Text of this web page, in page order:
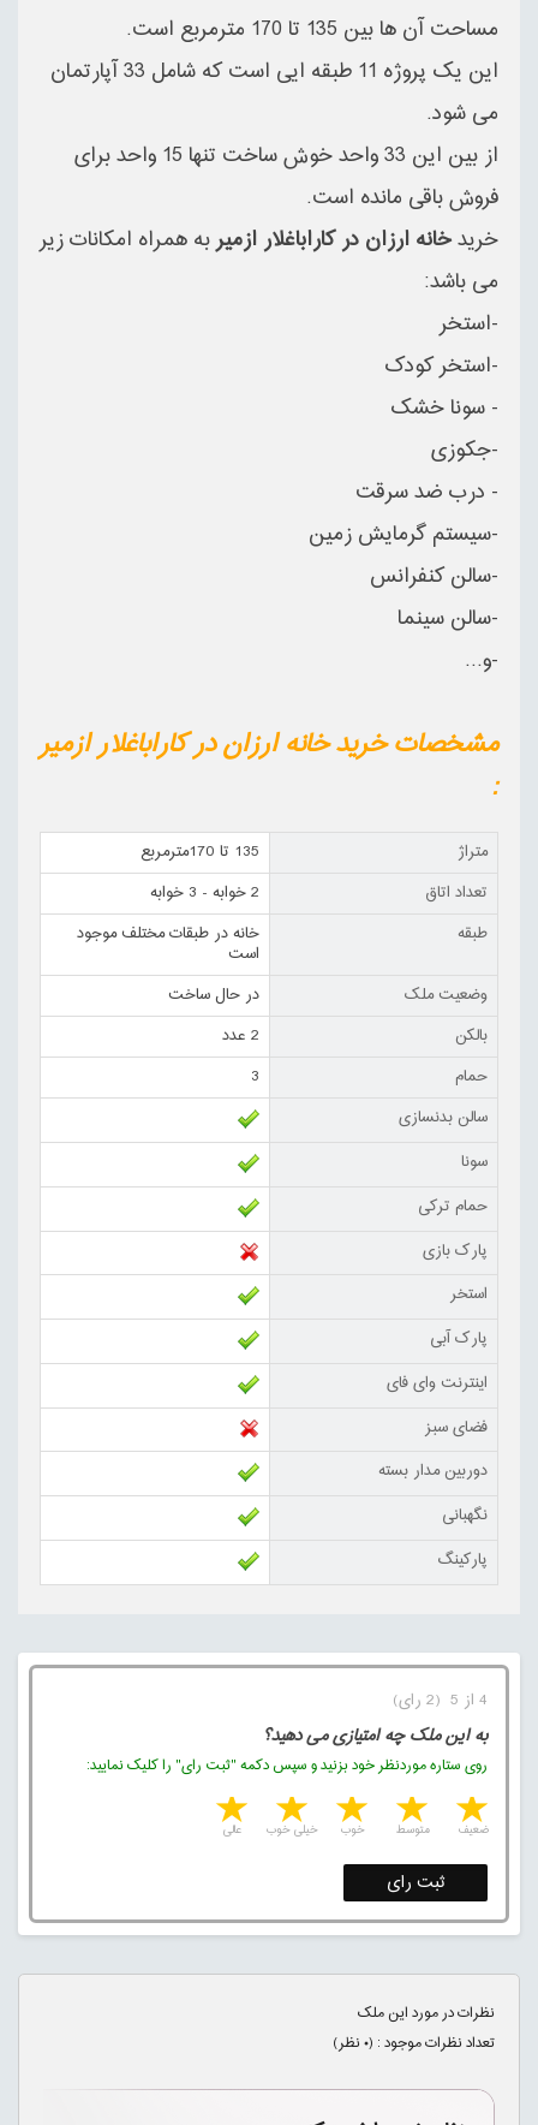
مساحت آن ها بین 135 تا 170 مترمربع است.
این یک پروژه 11 طبقه ایی است که شامل 33 آپارتمان
می شود.
از بین این 33 واحد خوش ساخت تنها 15 واحد برای
فروش باقی مانده است.
خریدخانه ارزان در کاراباغلار ازمیربه همراه امکانات زیر
می باشد:
-استخر
-استخر کودک
- سونا خشک
-جکوزی
- درب ضد سرقت
-سیستم گرمایش زمین
-سالن کنفرانس
-سالن سینما
-و...
مشخصات خرید خانه ارزان در کاراباغلار ازمیر
:
متراژ
135 تا 170مترمربع
تعداد اتاق
2 خوابه - 3 خوابه
طبقه
خانه در طبقات مختلف موجود
است
وضعیت ملک
در حال ساخت
بالکن
2 عدد
حمام
3
سالن بدنسازی
سونا
حمام ترکی
پارک بازی
استخر
پارک آبی
اینترنت وای فای
فضای سبز
دوربین مدار بسته
نگهبانی
پارکینگ
4 از 5 (2 رای)
به این ملک چه امتیازی می دهید؟
روی ستاره موردنظر خود بزنید و سپس دکمه "ثبت رای" را کلیک نمایید:
4 stars 3 stars 2 stars 1 star عالی خیلی خوب خوب متوسط ضعیف
ثبت رای
نظرات در مورد این ملک
تعداد نظرات موجود : (۰نظر)